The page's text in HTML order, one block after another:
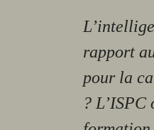
rapport
pour la
?